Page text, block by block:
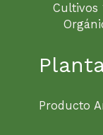
Cultivos
Producto